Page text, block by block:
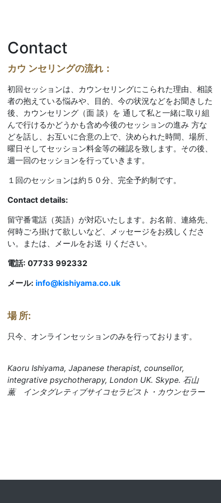
Contact
カウ ンセリングの流れ：
初回セッションは、カウンセリングにこられた理由、相談
者の抱えている悩みや、目的、今の状況などをお聞きした
後、カウンセリング（面 談）を 通して私と一緒に取り組
んで行けるかどうかも含め今後のセッションの進み 方な
どを話し、お互いに合意の上で、決められた時間、場所、
曜日そしてセッション料金等の確認を致します。その後、
週一回のセッションを行っていきます。
１回のセッションは約５０分、完全予約制です。
Contact details:
留守番電話（英語）が対応いたします。お名前、連絡先、
何時ごろ掛けて欲しいなど、メッセージをお残しくださ
い。または、メールをお送 りください。
電話: 07733 992332
メール: info@kishiyama.co.uk
場 所:
只今、オンラインセッションのみを行っております。
Kaoru Ishiyama, Japanese therapist, counsellor,
integrative psychotherapy, London UK. Skype. 石山
薫 インタグレティブサイコセラピスト・カウンセラー